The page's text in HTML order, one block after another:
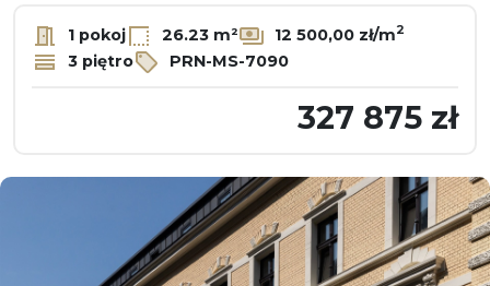
1 pokoj 26.23 m² 12 500,00 zł/m2
3 piętro PRN-MS-7090
327 875 zł